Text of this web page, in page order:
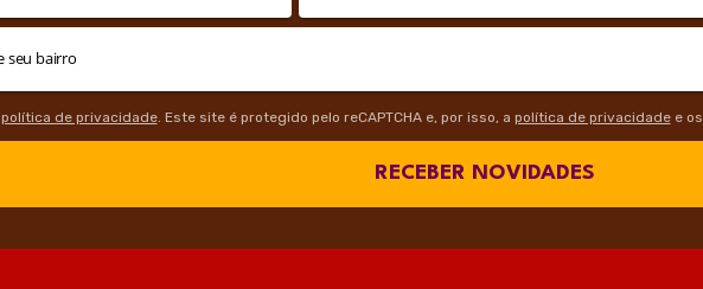
política de privacidade. Este site é protegido pelo reCAPTCHA e, por isso, a política de privacidadee os
RECEBER NOVIDADES